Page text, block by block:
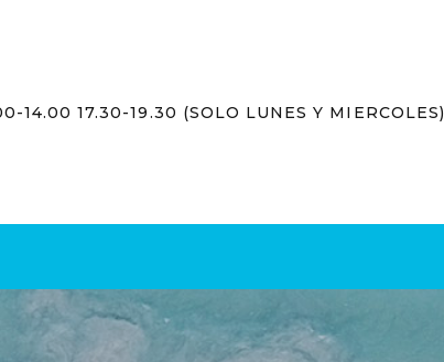
14.00 17.30-19.30 (SOLO LUNES Y MIERCOLES)